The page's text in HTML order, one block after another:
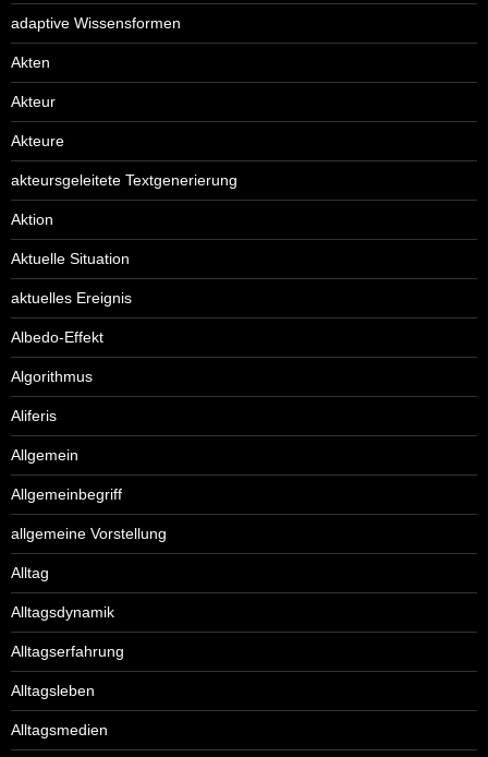
adaptive Wissensformen
Akten
Akteur
Akteure
akteursgeleitete Textgenerierung
Aktion
Aktuelle Situation
aktuelles Ereignis
Albedo-Effekt
Algorithmus
Aliferis
Allgemein
Allgemeinbegriff
allgemeine Vorstellung
Alltag
Alltagsdynamik
Alltagserfahrung
Alltagsleben
Alltagsmedien